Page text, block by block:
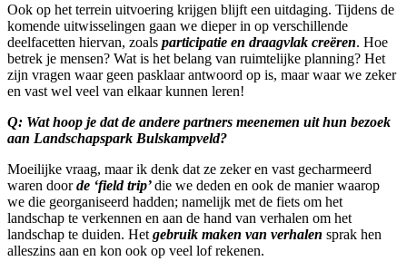
Ook op het terrein uitvoering krijgen blijft een uitdaging. Tijdens de
komende uitwisselingen gaan we dieper in op verschillende
deelfacetten hiervan, zoals participatie en draagvlak creëren. Hoe
betrek je mensen? Wat is het belang van ruimtelijke planning? Het
zijn vragen waar geen pasklaar antwoord op is, maar waar we zeker
en vast wel veel van elkaar kunnen leren!
Q: Wat hoop je dat de andere partners meenemen uit hun bezoek
aan Landschapspark Bulskampveld?
Moeilijke vraag, maar ik denk dat ze zeker en vast gecharmeerd
waren doorde ‘field trip’die we deden en ook de manier waarop
we die georganiseerd hadden; namelijk met de fiets om het
landschap te verkennen en aan de hand van verhalen om het
landschap te duiden. Het gebruik maken van verhalen sprak hen
alleszins aan en kon ook op veel lof rekenen.